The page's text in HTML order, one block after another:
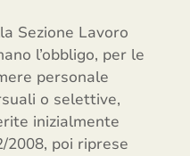
Sezione Lavoro
l’obbligo, per le
personale
o selettive,
inizialmente
2008, poi riprese